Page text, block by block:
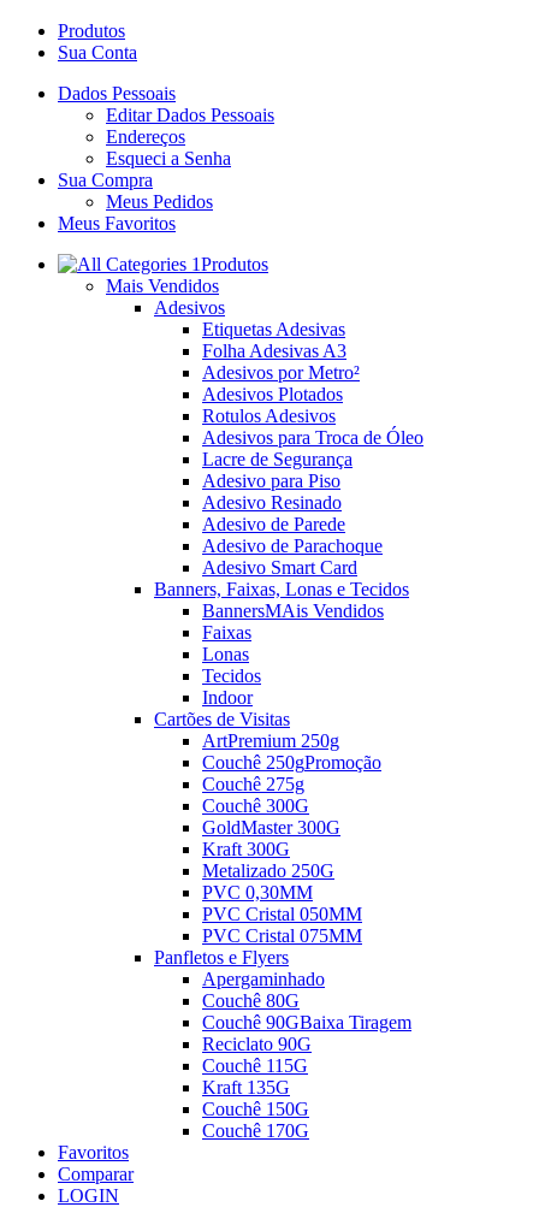
Produtos
Sua Conta
Dados Pessoais
Editar Dados Pessoais
Endereços
Esqueci a Senha
Sua Compra
Meus Pedidos
Meus Favoritos
Produtos
Mais Vendidos
Adesivos
Etiquetas Adesivas
Folha Adesivas A3
Adesivos por Metro²
Adesivos Plotados
Rotulos Adesivos
Adesivos para Troca de Óleo
Lacre de Segurança
Adesivo para Piso
Adesivo Resinado
Adesivo de Parede
Adesivo de Parachoque
Adesivo Smart Card
Banners, Faixas, Lonas e Tecidos
BannersMAis Vendidos
Faixas
Lonas
Tecidos
Indoor
Cartões de Visitas
ArtPremium 250g
Couchê 250gPromoção
Couchê 275g
Couchê 300G
GoldMaster 300G
Kraft 300G
Metalizado 250G
PVC 0,30MM
PVC Cristal 050MM
PVC Cristal 075MM
Panfletos e Flyers
Apergaminhado
Couchê 80G
Couchê 90GBaixa Tiragem
Reciclato 90G
Couchê 115G
Kraft 135G
Couchê 150G
Couchê 170G
Favoritos
Comparar
LOGIN